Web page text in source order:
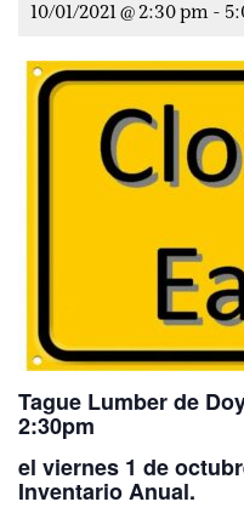
10/01/2021 @ 2:30 pm -
Tague Lumber de
2:30pm
el viernes 1 de
Inventario Anual.